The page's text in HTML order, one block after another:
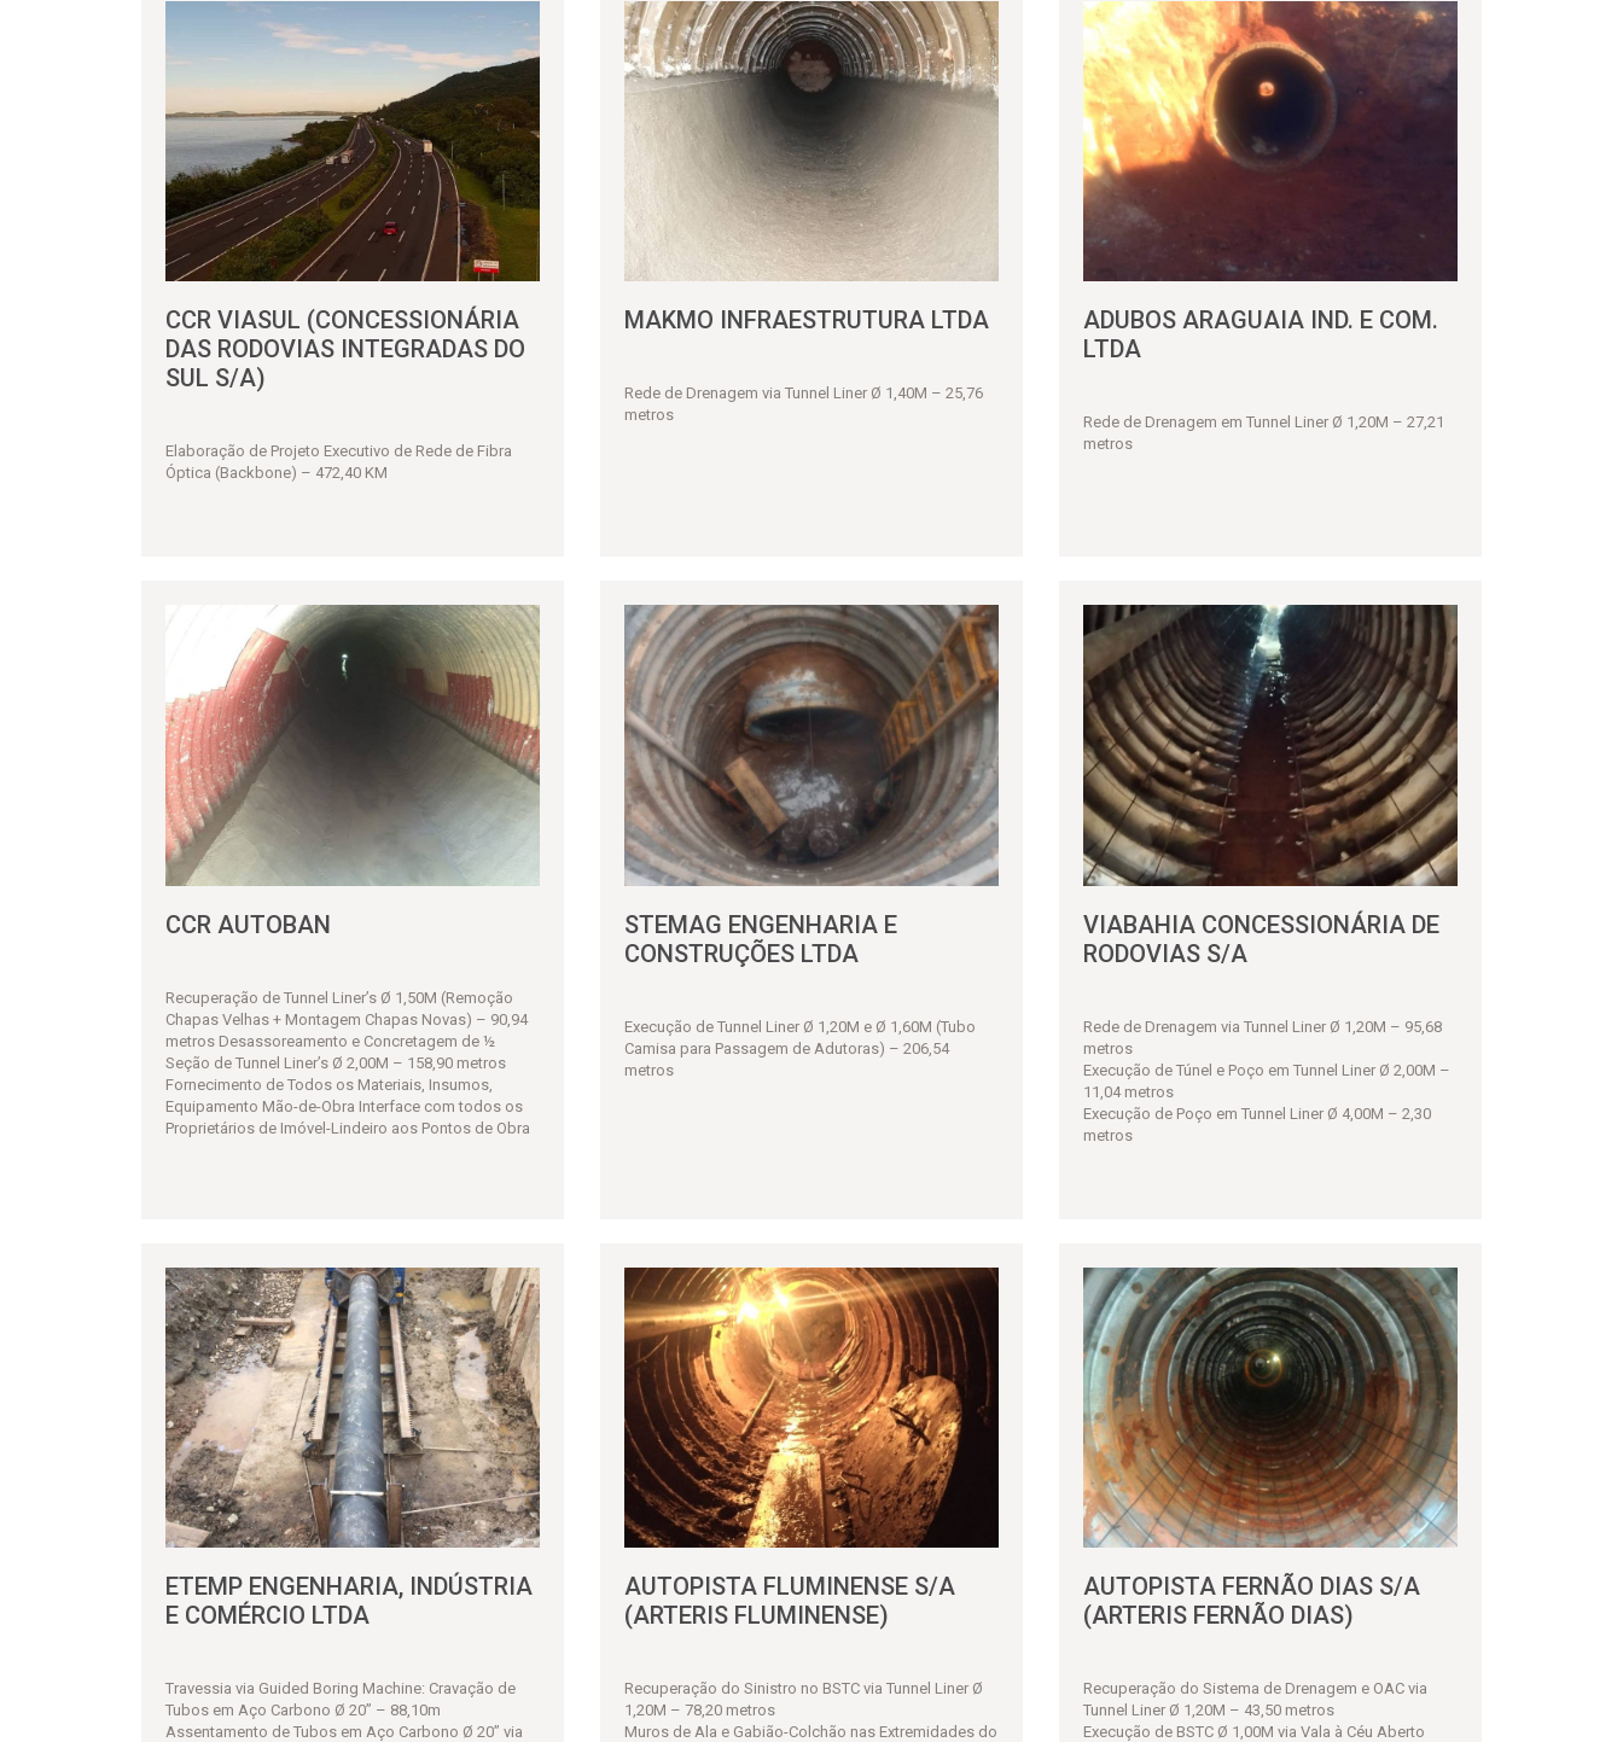
CCR VIASUL (CONCESSIONÁRIA
DAS RODOVIAS INTEGRADAS DO
SUL S/A)
Elaboração de Projeto Executivo de Rede de Fibra
Óptica (Backbone) – 472,40 KM
MAKMO INFRAESTRUTURA LTDA
Rede de Drenagem via Tunnel Liner Ø 1,40M – 25,76
metros
ADUBOS ARAGUAIA IND. E COM.
LTDA
Rede de Drenagem em Tunnel Liner Ø 1,20M – 27,21
metros
CCR AUTOBAN
Recuperação de Tunnel Liner’s Ø 1,50M (Remoção
Chapas Velhas + Montagem Chapas Novas) – 90,94
metros Desassoreamento e Concretagem de ½
Seção de Tunnel Liner’s Ø 2,00M – 158,90 metros
Fornecimento de Todos os Materiais, Insumos,
Equipamento Mão-de-Obra Interface com todos os
Proprietários de Imóvel-Lindeiro aos Pontos de Obra
STEMAG ENGENHARIA E
CONSTRUÇÕES LTDA
Execução de Tunnel Liner Ø 1,20M e Ø 1,60M (Tubo
Camisa para Passagem de Adutoras) – 206,54
metros
VIABAHIA CONCESSIONÁRIA DE
RODOVIAS S/A
Rede de Drenagem via Tunnel Liner Ø 1,20M – 95,68
metros
Execução de Túnel e Poço em Tunnel Liner Ø 2,00M –
11,04 metros
Execução de Poço em Tunnel Liner Ø 4,00M – 2,30
metros
ETEMP ENGENHARIA, INDÚSTRIA
E COMÉRCIO LTDA
Travessia via Guided Boring Machine: Cravação de
Tubos em Aço Carbono Ø 20” – 88,10m
Assentamento de Tubos em Aço Carbono Ø 20” via
AUTOPISTA FLUMINENSE S/A
(ARTERIS FLUMINENSE)
Recuperação do Sinistro no BSTC via Tunnel Liner Ø
1,20M – 78,20 metros
Muros de Ala e Gabião-Colchão nas Extremidades do
AUTOPISTA FERNÃO DIAS S/A
(ARTERIS FERNÃO DIAS)
Recuperação do Sistema de Drenagem e OAC via
Tunnel Liner Ø 1,20M – 43,50 metros
Execução de BSTC Ø 1,00M via Vala à Céu Aberto